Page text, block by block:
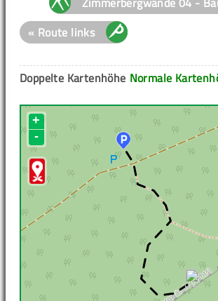
« Route links
Normale
Doppelte Kartenhöhe
+
-